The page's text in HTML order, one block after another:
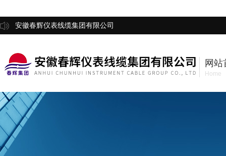
安徽春辉仪表线缆集团有限公司
网站
Home